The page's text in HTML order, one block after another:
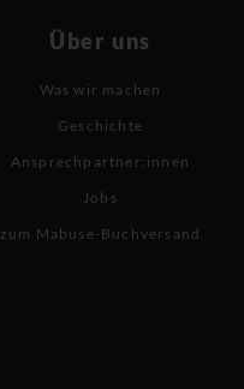
Über uns
Was wir machen
Geschichte
Ansprechpartner:innen
Jobs
zum Mabuse-Buchversand